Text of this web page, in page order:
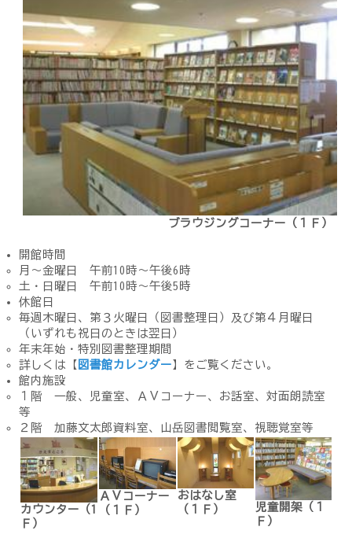
ブラウジングコーナー（１Ｆ）
開館時間
月～金曜日 午前10時～午後6時
土・日曜日 午前10時～午後5時
休館日
毎週木曜日、第３火曜日（図書整理日）及び第４月曜日
（いずれも祝日のときは翌日）
年末年始・特別図書整理期間
詳しくは【 図書館カレンダー 】をご覧ください。
館内施設
１階 一般、児童室、ＡＶコーナー、お話室、対面朗読室
等
２階 加藤文太郎資料室、山岳図書閲覧室、視聴覚室等
カウンター（1
Ｆ）
ＡＶコーナー
（１Ｆ）
おはなし室
（１Ｆ）
児童開架（１
Ｆ）